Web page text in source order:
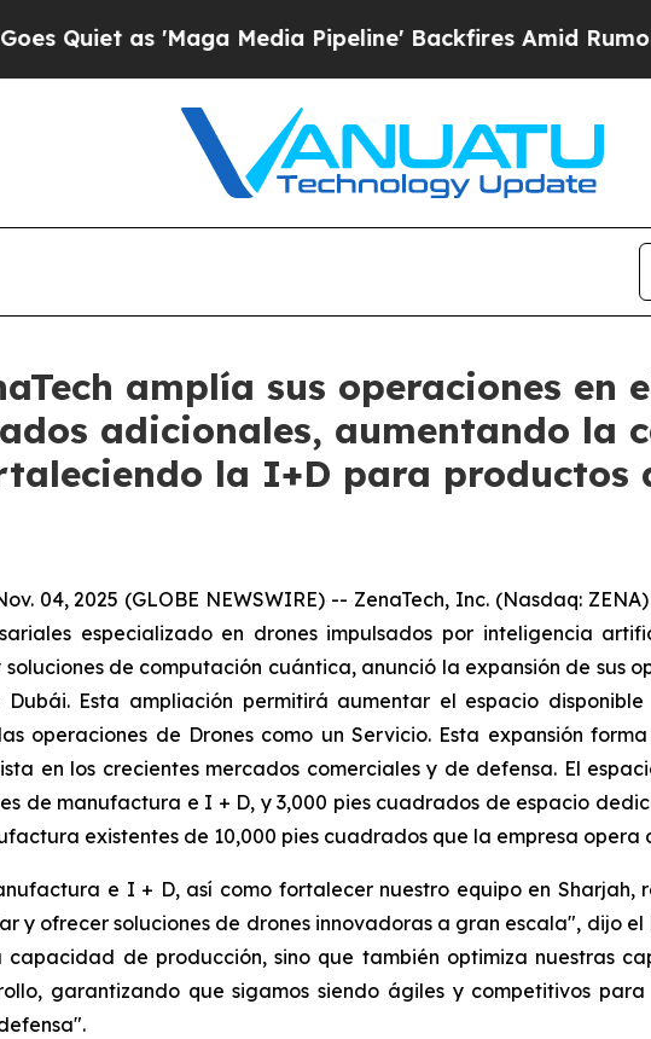
'Maga Media Pipeline' Backfires Amid Rumors Trump
amplía sus operaciones en
adicionales, aumentando la
la I+D para productos
04, 2025 (GLOBE NEWSWIRE) -- ZenaTech, Inc. (Nasdaq:
especializado en drones impulsados por inteligencia
de computación cuántica, anunció la expansión de sus
Dubái. Esta ampliación permitirá aumentar el espacio
operaciones de Drones como un Servicio. Esta expansión
en los crecientes mercados comerciales y de defensa. El
de manufactura e I + D, y 3,000 pies cuadrados de espacio
existentes de 10,000 pies cuadrados que la empresa opera
e I + D, así como fortalecer nuestro equipo en Sharjah,
y ofrecer soluciones de drones innovadoras a gran escala", dijo el
capacidad de producción, sino que también optimiza nuestras
garantizando que sigamos siendo ágiles y competitivos